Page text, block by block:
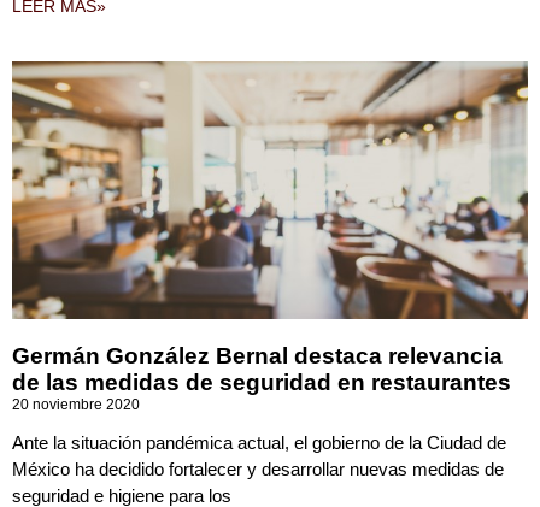
LEER MÁS»
Germán González Bernal destaca relevancia
de las medidas de seguridad en restaurantes
20 noviembre 2020
Ante la situación pandémica actual, el gobierno de la Ciudad de
México ha decidido fortalecer y desarrollar nuevas medidas de
seguridad e higiene para los